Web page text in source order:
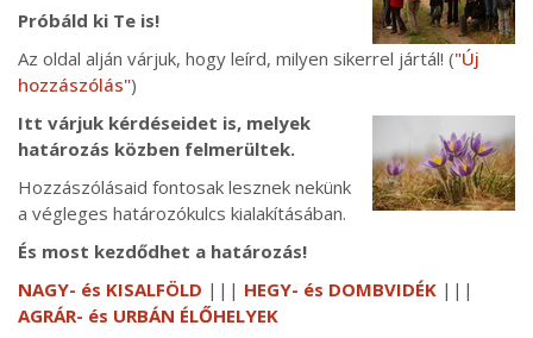
Próbáld ki Te is!
Az oldal alján várjuk, hogy leírd, milyen sikerrel jártál! ("Új
hozzászólás")
Itt várjuk kérdéseidet is, melyek
határozás közben felmerültek.
Hozzászólásaid fontosak lesznek nekünk
a végleges határozókulcs kialakításában.
És most kezdődhet a határozás!
NAGY- és KISALFÖLD ||| HEGY- és DOMBVIDÉK |||
AGRÁR- és URBÁN ÉLŐHELYEK